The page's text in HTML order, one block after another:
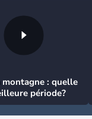
montagne : quelle
période?